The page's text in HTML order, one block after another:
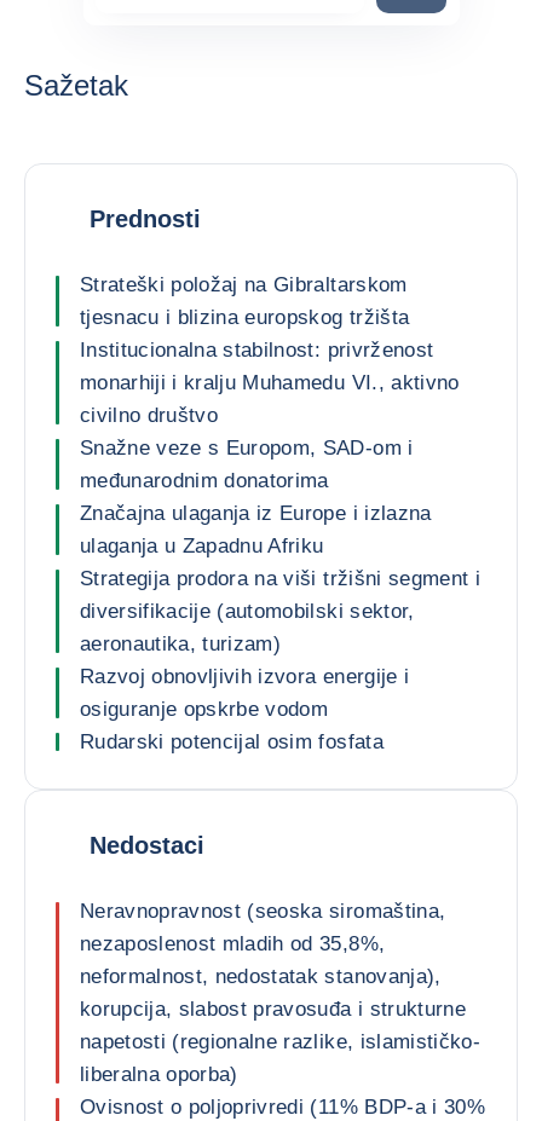
Sažetak
Prednosti
Strateški položaj na Gibraltarskom
tjesnacu i blizina europskog tržišta
Institucionalna stabilnost: privrženost
monarhiji i kralju Muhamedu VI., aktivno
civilno društvo
Snažne veze s Europom, SAD-om i
međunarodnim donatorima
Značajna ulaganja iz Europe i izlazna
ulaganja u Zapadnu Afriku
Strategija prodora na viši tržišni segment i
diversifikacije (automobilski sektor,
aeronautika, turizam)
Razvoj obnovljivih izvora energije i
osiguranje opskrbe vodom
Rudarski potencijal osim fosfata
Nedostaci
Neravnopravnost (seoska siromaština,
nezaposlenost mladih od 35,8%,
neformalnost, nedostatak stanovanja),
korupcija, slabost pravosuđa i strukturne
napetosti (regionalne razlike, islamističko-
liberalna oporba)
Ovisnost o poljoprivredi (11% BDP-a i 30%